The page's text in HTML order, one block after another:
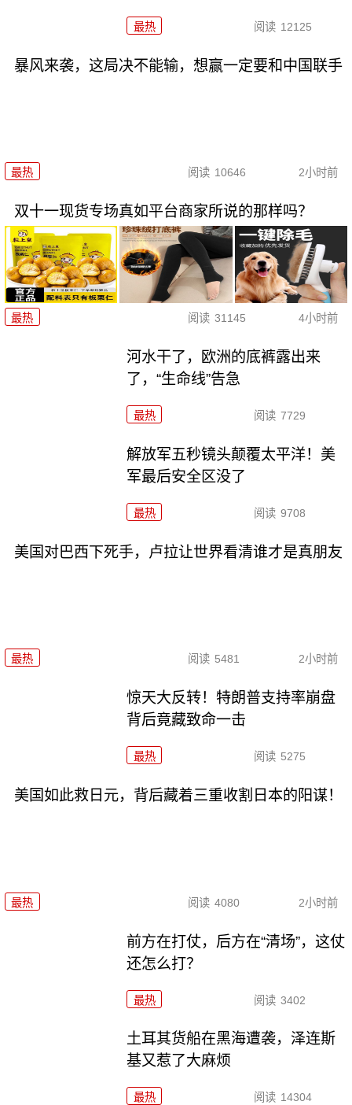
最热 阅读 12125
暴风来袭，这局决不能输，想赢一定要和中国联手
最热 阅读 10646 2小时前
双十一现货专场真如平台商家所说的那样吗？
最热 阅读 31145 4小时前
河水干了，欧洲的底裤露出来
了，“生命线”告急
最热 阅读 7729
解放军五秒镜头颠覆太平洋！美
军最后安全区没了
最热 阅读 9708
美国对巴西下死手，卢拉让世界看清谁才是真朋友
最热 阅读 5481 2小时前
惊天大反转！特朗普支持率崩盘
背后竟藏致命一击
最热 阅读 5275
美国如此救日元，背后藏着三重收割日本的阳谋！
最热 阅读 4080 2小时前
前方在打仗，后方在“清场”，这仗
还怎么打？
最热 阅读 3402
土耳其货船在黑海遭袭，泽连斯
基又惹了大麻烦
最热 阅读 14304